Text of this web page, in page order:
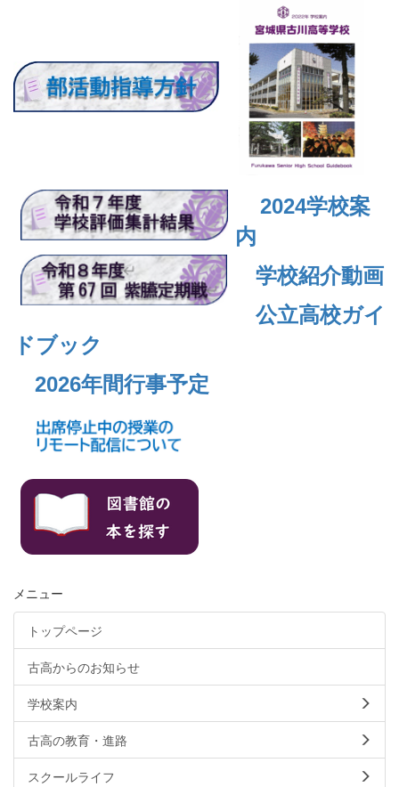
2024学校案
内
学校紹介動画
公立高校ガイ
ドブック
2026年間行事予定
メニュー
トップページ
古高からのお知らせ
学校案内
古高の教育・進路
スクールライフ